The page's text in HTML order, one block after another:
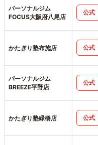
パーソナルジム
FOCUS大阪府八尾店
公式
かたぎり塾布施店 公式
パーソナルジム
BREEZE平野店
公式
かたぎり塾緑橋店 公式